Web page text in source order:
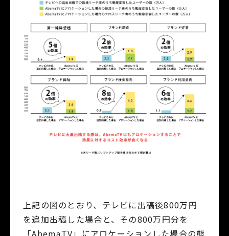
上記の図のとおり、テレビに出稿後800万円
を追加出稿した場合と、その800万円分を
「AbemaTV」にアロケーションした場合の態